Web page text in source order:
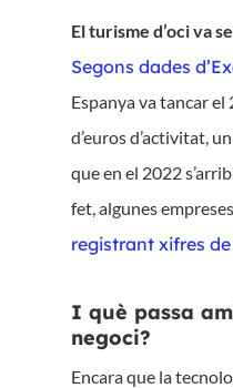
El turisme d’oci va
Segons dades
Espanya va tancar
d’euros d’activitat,
que en el 2022
fet, algunes
registrant xifres
I què passa
negoci?
Encara que la